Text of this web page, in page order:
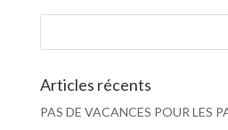
Articles récents
PAS DE VACANCES POUR LES